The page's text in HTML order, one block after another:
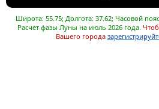
Широта: 55.75; Долгота: 37.62; Часовой
Расчет фазы Луны на июль 2026 года.
Вашего города